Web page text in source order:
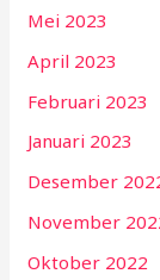
Mei 2023
April 2023
Februari 2023
Januari 2023
Desember
November
Oktober 2022